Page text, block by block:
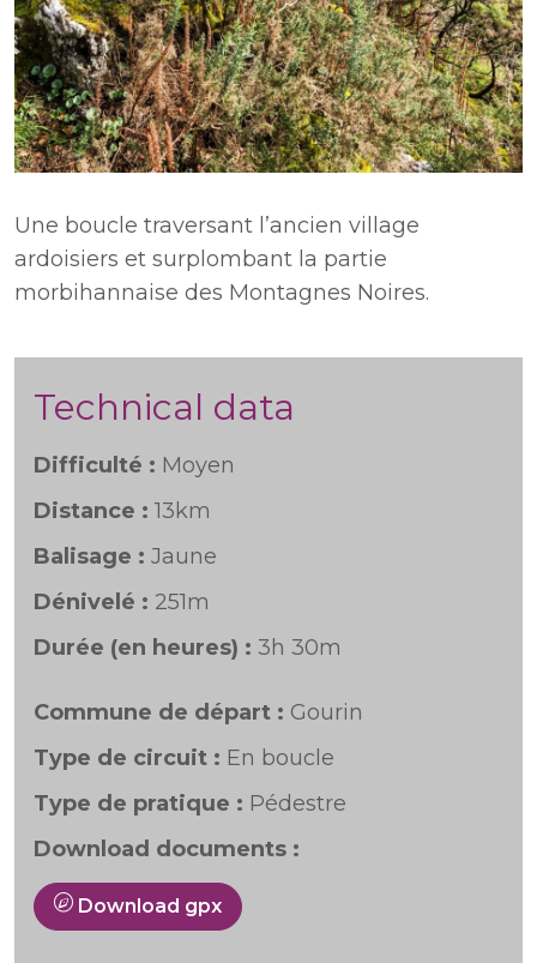
Une boucle traversant l’ancien village
ardoisiers et surplombant la partie
morbihannaise des Montagnes Noires.
Technical data
Difficulté : Moyen
Distance : 13km
Balisage : Jaune
Dénivelé : 251m
Durée (en heures) : 3h 30m
Commune de départ : Gourin
Type de circuit : En boucle
Type de pratique : Pédestre
Download documents :
Download gpx